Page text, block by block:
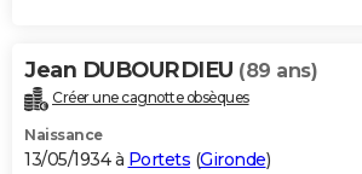
Jean DUBOURDIEU (89 ans)
Créer une cagnotte obsèques
Naissance
13/05/1934 à Portets (Gironde)